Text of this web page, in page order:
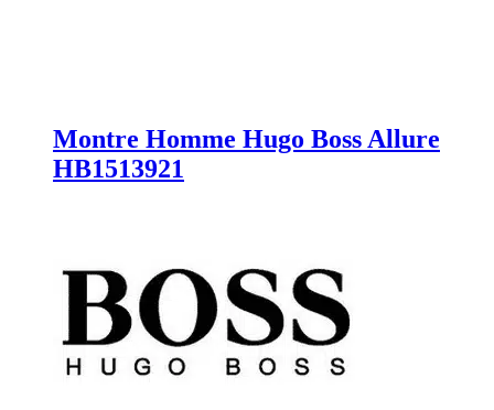
Montre Homme Hugo Boss Allure
HB1513921